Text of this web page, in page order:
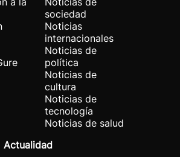
sociedad
Noticias
internacionales
Noticias de
política
Noticias de
cultura
Noticias de
tecnología
Noticias de salud
Actualidad